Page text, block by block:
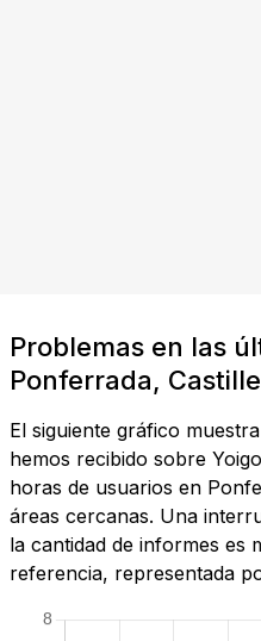
Problemas en las
Ponferrada,
El siguiente gráfico
hemos recibido sobre
horas de usuarios en
áreas cercanas. Una
la cantidad de informes es
referencia, representada